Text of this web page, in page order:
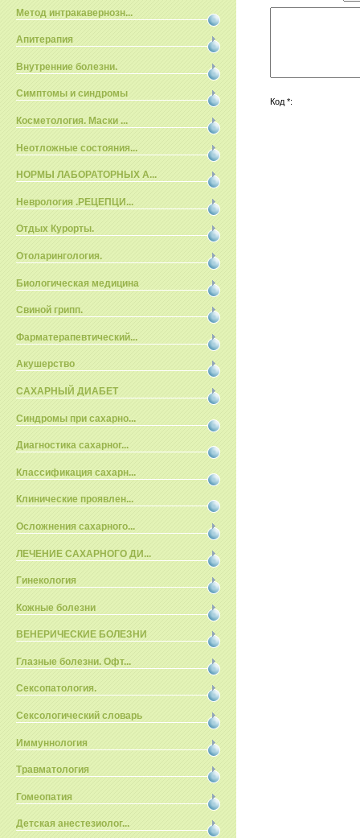
Метод интракавернозн...
Апитерапия
Внутренние болезни.
Симптомы и синдромы
Косметология. Маски ...
Неотложные состояния...
НОРМЫ ЛАБОРАТОРНЫХ А...
Неврология .РЕЦЕПЦИ...
Отдых Курорты.
Отоларингология.
Биологическая медицина
Свиной грипп.
Фарматерапевтический...
Акушерство
САХАРНЫЙ ДИАБЕТ
Синдромы при сахарно...
Диагностика сахарног...
Классификация сахарн...
Клинические проявлен...
Осложнения сахарного...
ЛЕЧЕНИЕ САХАРНОГО ДИ...
Гинекология
Кожные болезни
ВЕНЕРИЧЕСКИЕ БОЛЕЗНИ
Глазные болезни. Офт...
Сексопатология.
Сексологический словарь
Иммуннология
Травматология
Гомеопатия
Детская анестезиолог...
Код *: